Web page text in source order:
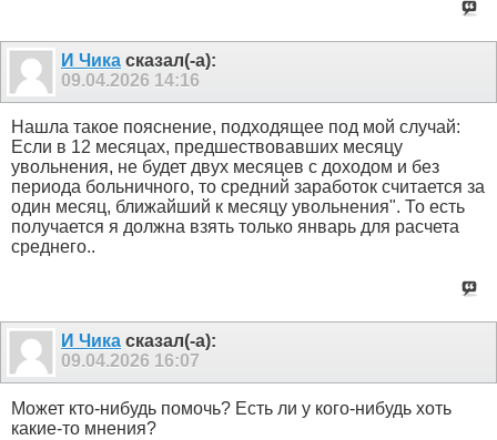
И Чика сказал(-а):
09.04.2026 14:16
Нашла такое пояснение, подходящее под мой случай:
Если в 12 месяцах, предшествовавших месяцу
увольнения, не будет двух месяцев с доходом и без
периода больничного, то средний заработок считается за
один месяц, ближайший к месяцу увольнения". То есть
получается я должна взять только январь для расчета
среднего..
И Чика сказал(-а):
09.04.2026 16:07
Может кто-нибудь помочь? Есть ли у кого-нибудь хоть
какие-то мнения?